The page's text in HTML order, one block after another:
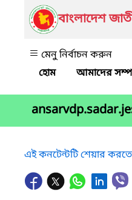
বাংলাদেশ
মেনু নির্বাচন করুন
আমাদের
এই কনটেন্টটি শেয়ার